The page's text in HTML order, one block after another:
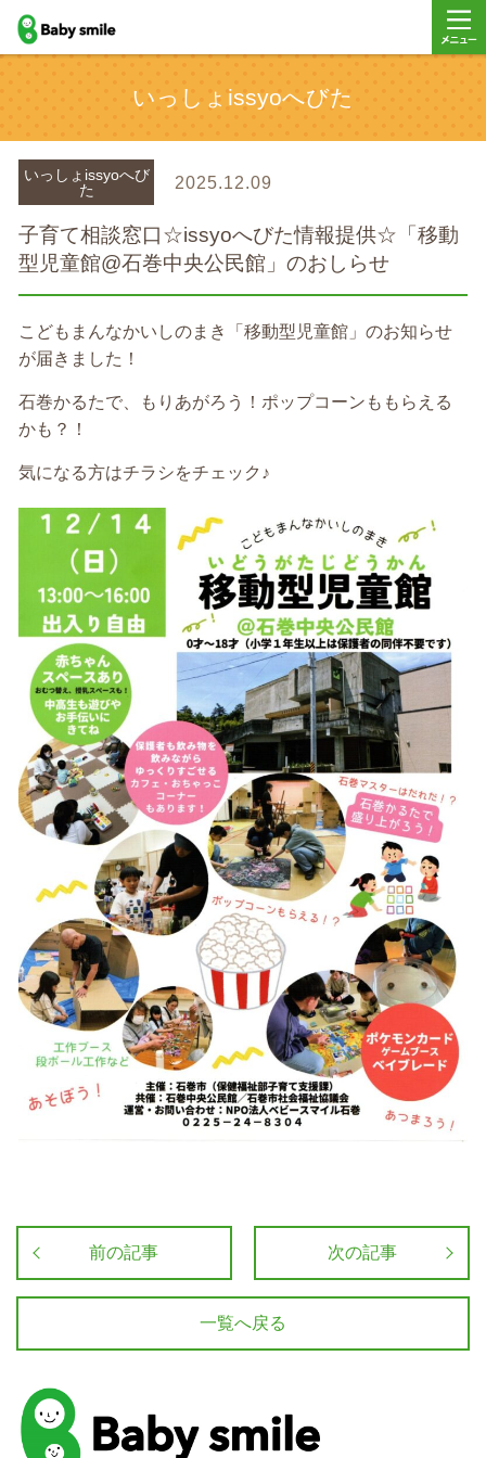
baby smile
いっしょissyoへびた
いっしょissyoへび
た
2025.12.09
子育て相談窓口☆issyoへびた情報提供☆「移動
型児童館@石巻中央公民館」のおしらせ
こどもまんなかいしのまき「移動型児童館」のお知らせ
が届きました！
石巻かるたで、もりあがろう！ポップコーンももらえる
かも？！
気になる方はチラシをチェック♪
前の記事 次の記事
一覧へ戻る